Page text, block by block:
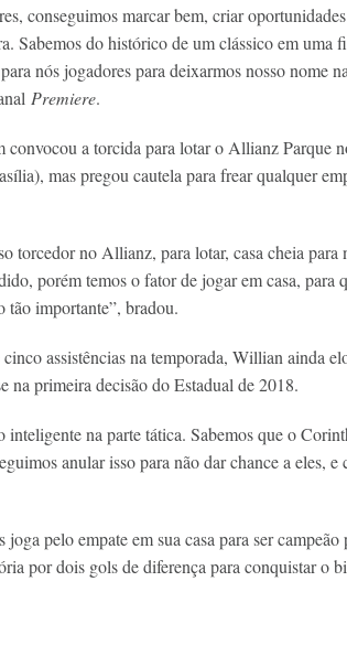
conseguimos marcar bem, criar
Sabemos do histórico de um clássico em uma
nós jogadores para deixarmos nosso nome
Premiere.
convocou a torcida para lotar o Allianz Parque
mas pregou cautela para frear qualquer
torcedor no Allianz, para lotar, casa cheia
porém temos o fator de jogar em casa, para
tão importante”, bradou.
assistências na temporada, Willian ainda
na primeira decisão do Estadual de 2018.
inteligente na parte tática. Sabemos que o
anular isso para não dar chance a eles,
joga pelo empate em sua casa para ser
por dois gols de diferença para conquistar o